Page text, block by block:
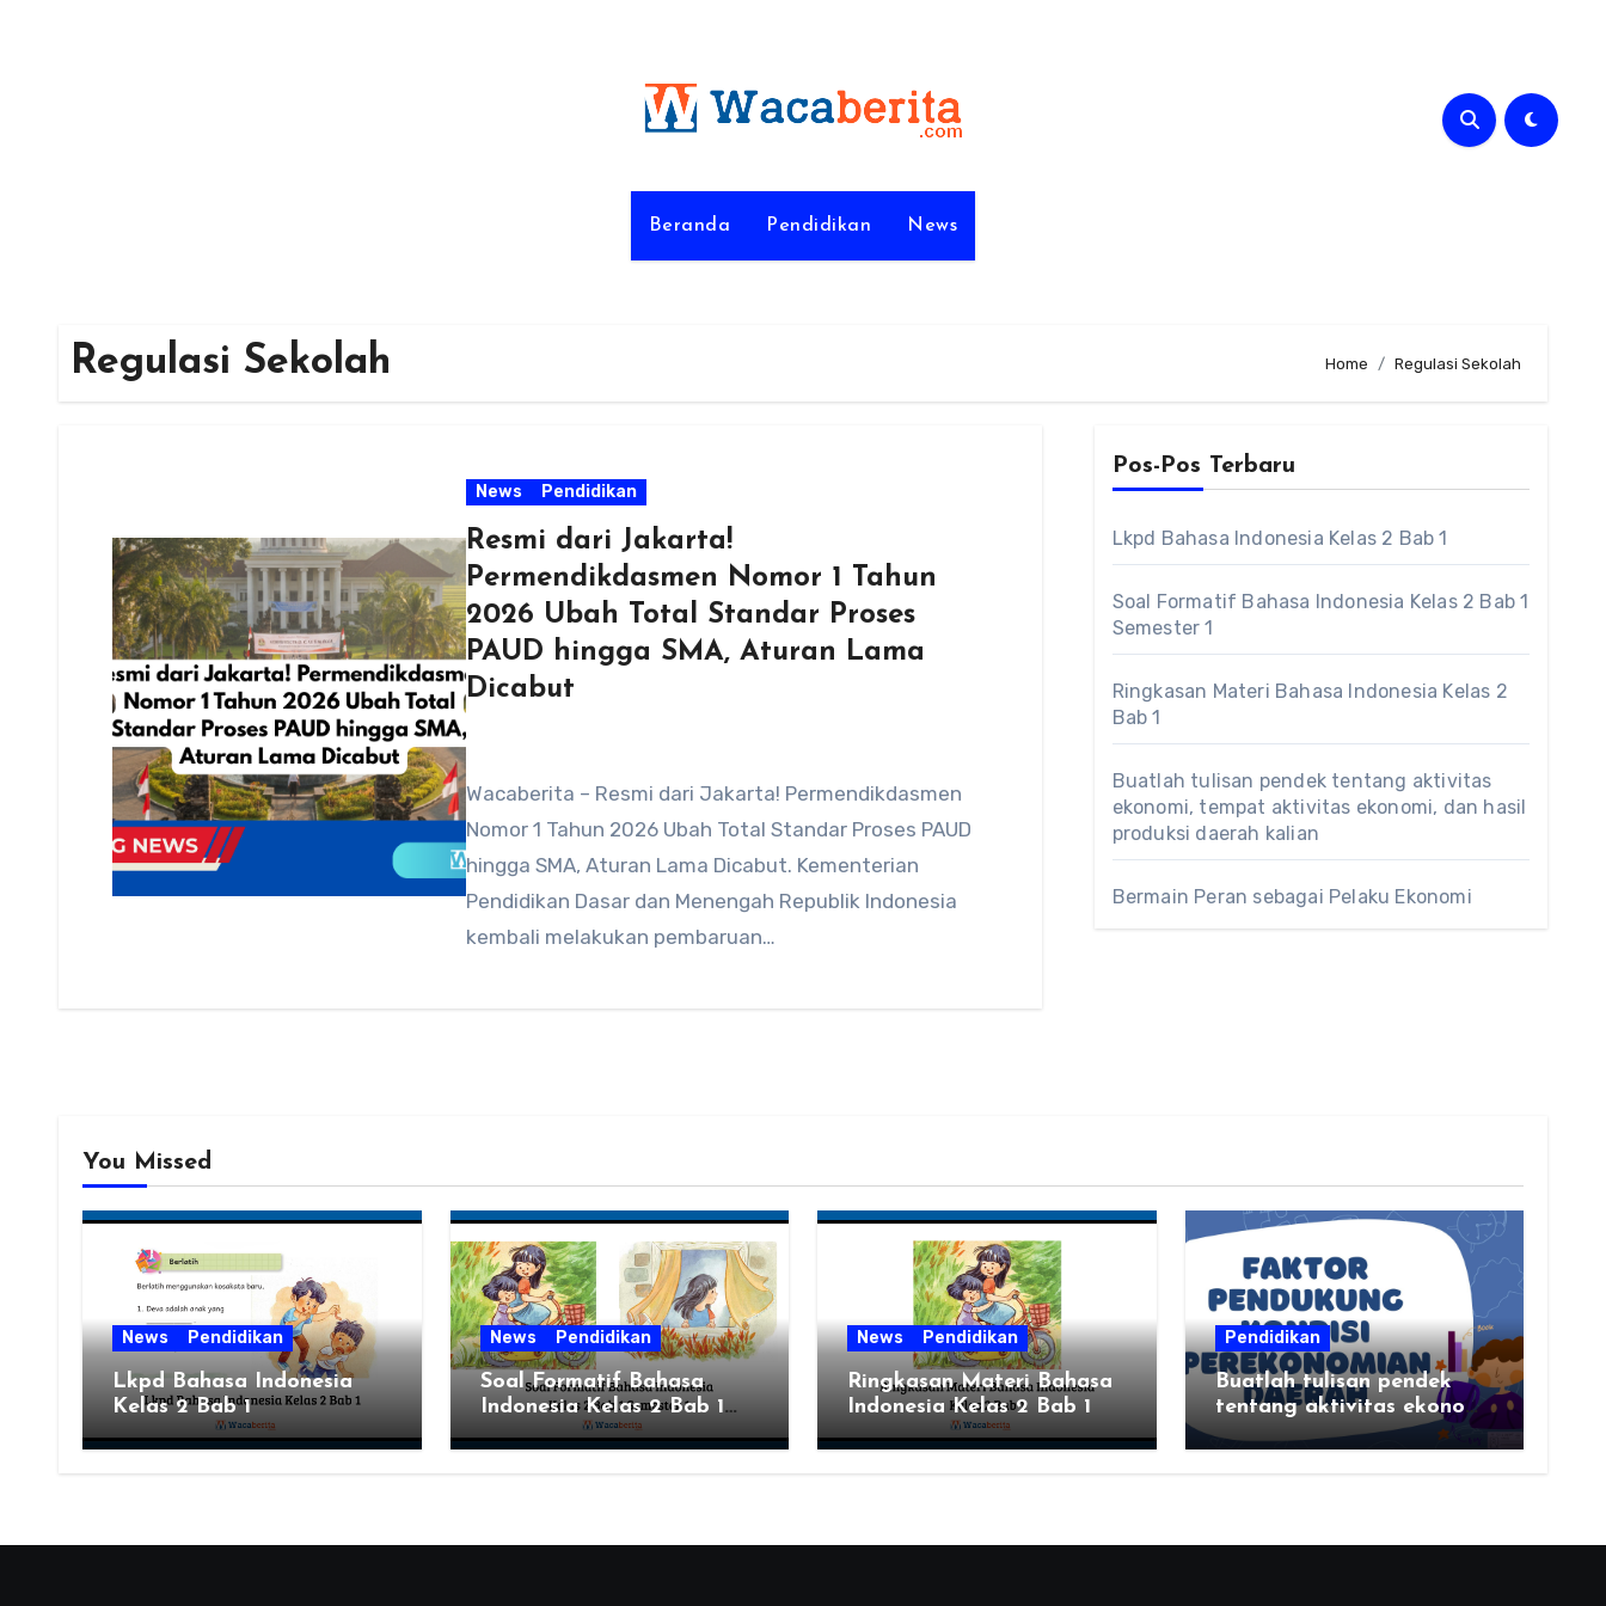
Beranda Pendidikan News
Regulasi Sekolah Home Regulasi Sekolah
News Pendidikan
Resmi dari Jakarta!
Permendikdasmen Nomor 1 Tahun
2026 Ubah Total Standar Proses
PAUD hingga SMA, Aturan Lama
Dicabut
Wacaberita – Resmi dari Jakarta! Permendikdasmen
Nomor 1 Tahun 2026 Ubah Total Standar Proses PAUD
hingga SMA, Aturan Lama Dicabut. Kementerian
Pendidikan Dasar dan Menengah Republik Indonesia
kembali melakukan pembaruan…
Pos-Pos Terbaru
Lkpd Bahasa Indonesia Kelas 2 Bab 1
Soal Formatif Bahasa Indonesia Kelas 2 Bab 1
Semester 1
Ringkasan Materi Bahasa Indonesia Kelas 2
Bab 1
Buatlah tulisan pendek tentang aktivitas
ekonomi, tempat aktivitas ekonomi, dan hasil
produksi daerah kalian
Bermain Peran sebagai Pelaku Ekonomi
You Missed
News Pendidikan
Lkpd Bahasa Indonesia
Kelas 2 Bab 1
News Pendidikan
Soal Formatif Bahasa
Indonesia Kelas 2 Bab 1
Semester 1
News Pendidikan
Ringkasan Materi Bahasa
Indonesia Kelas 2 Bab 1
Pendidikan
Buatlah tulisan pendek
tentang aktivitas ekonomi,
tempat aktivitas ekonomi,
dan hasil produksi daerah